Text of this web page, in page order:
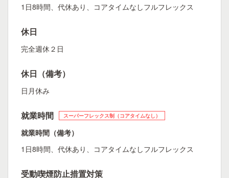
1日8時間、代休あり、コアタイムなしフルフレックス
休日
完全週休２日
休日（備考）
日月休み
就業時間 スーパーフレックス制（コアタイムなし）
就業時間（備考）
1日8時間、代休あり、コアタイムなしフルフレックス
受動喫煙防止措置対策